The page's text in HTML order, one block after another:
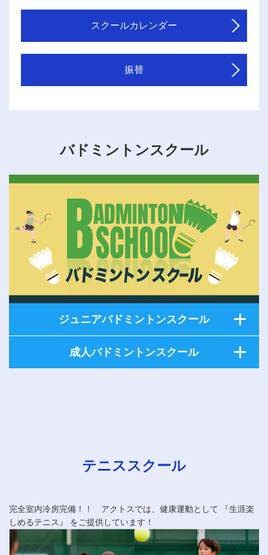
スクールカレンダー
振替
バドミントンスクール
ジュニアバドミントンスクール
成人バドミントンスクール
テニススクール
完全室内冷房完備！！ アクトスでは、健康運動として 『生涯楽
しめるテニス』 をご提供しています！